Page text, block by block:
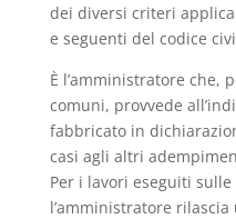
dei diversi criteri
e seguenti del codice
È l’amministratore che,
comuni, provvede
fabbricato in
casi agli altri
Per i lavori eseguiti
l’amministratore